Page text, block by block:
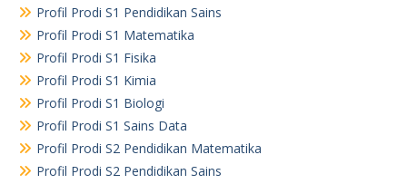
Profil Prodi S1 Pendidikan Sains
Profil Prodi S1 Matematika
Profil Prodi S1 Fisika
Profil Prodi S1 Kimia
Profil Prodi S1 Biologi
Profil Prodi S1 Sains Data
Profil Prodi S2 Pendidikan Matematika
Profil Prodi S2 Pendidikan Sains